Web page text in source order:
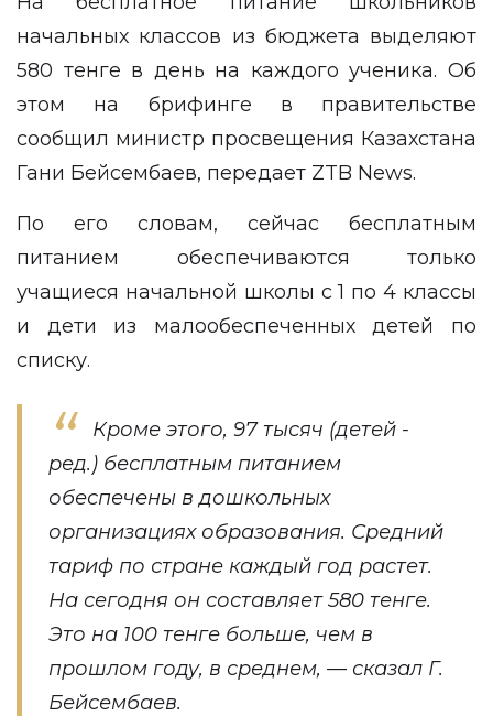
начальных классов из бюджета выделяют
580 тенге в день на каждого ученика. Об
этом на брифинге в правительстве
сообщил министр просвещения Казахстана
Гани Бейсембаев, передает ZTB News.
По его словам, сейчас бесплатным
питанием обеспечиваются только
учащиеся начальной школы с 1 по 4 классы
и дети из малообеспеченных детей по
списку.
Кроме этого, 97 тысяч (детей -
ред.) бесплатным питанием
обеспечены в дошкольных
организациях образования. Средний
тариф по стране каждый год растет.
На сегодня он составляет 580 тенге.
Это на 100 тенге больше, чем в
прошлом году, в среднем, — сказал Г.
Бейсембаев.